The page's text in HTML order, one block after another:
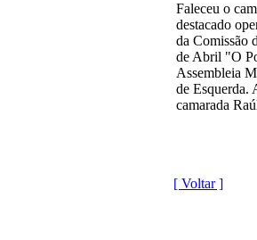
Faleceu o
destacado
da Comissão
de Abril "O
Assembleia
de Esquerda.
camarada
[ Voltar ]